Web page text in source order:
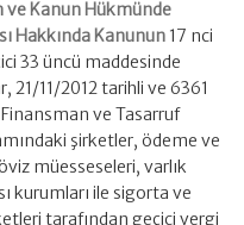
ve Kanun Hükmünde
Hakkında Kanunun 17 nci
33 üncü maddesinde
21/11/2012 tarihli ve 6361
ve Tasarruf
şirketler, ödeme ve
müesseseleri, varlık
kurumları ile sigorta ve
tarafından geçici vergi